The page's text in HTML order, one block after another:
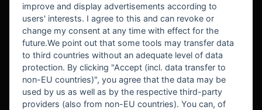
BEKANNT AUS
improve and display advertisements according to
users' interests. I agree to this and can revoke or
change my consent at any time with effect for the
future.We point out that some tools may transfer data
to third countries without an adequate level of data
protection. By clicking "Accept (incl. data transfer to
non-EU countries)", you agree that the data may be
used by us as well as by the respective third-party
providers (also from non-EU countries). You can, of